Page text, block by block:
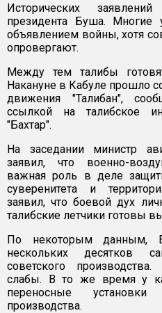
Исторических
президента Буша. Многие
объявлением войны, хотя
опровергают.
Между тем талибы
Накануне в Кабуле прошло
движения "Талибан",
ссылкой на талибское
"Бахтар".
На заседании министр
заявил, что военно-
важная роль в деле
суверенитета и
заявил, что боевой дух
талибские летчики готовы
По некоторым данным,
нескольких десятков
советского
слабы. В то же время у
переносные установки
производства.